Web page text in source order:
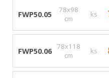
FWP50.05
78x98
cm
ks
FWP50.06
78x118
cm
ks